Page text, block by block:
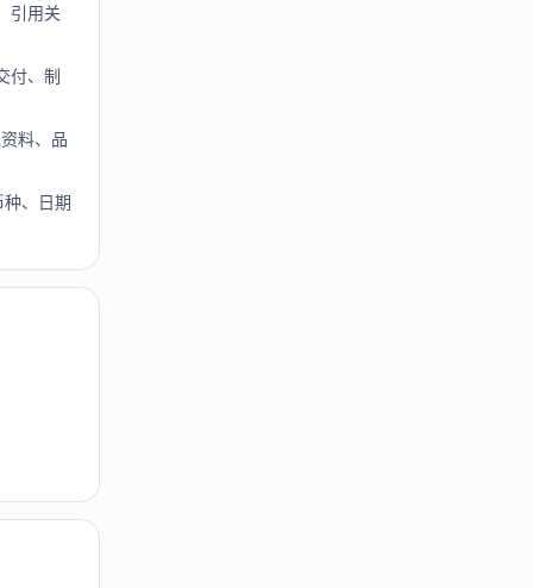
引用关
付、制
料、品
、日期